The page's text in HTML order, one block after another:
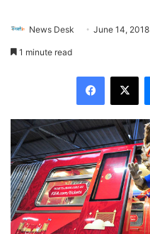
News Desk June 14, 2018
1 minute read